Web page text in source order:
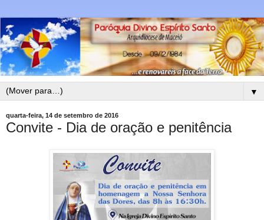
▼
quarta-feira, 14 de setembro de 2016
Convite - Dia de oração e penitência